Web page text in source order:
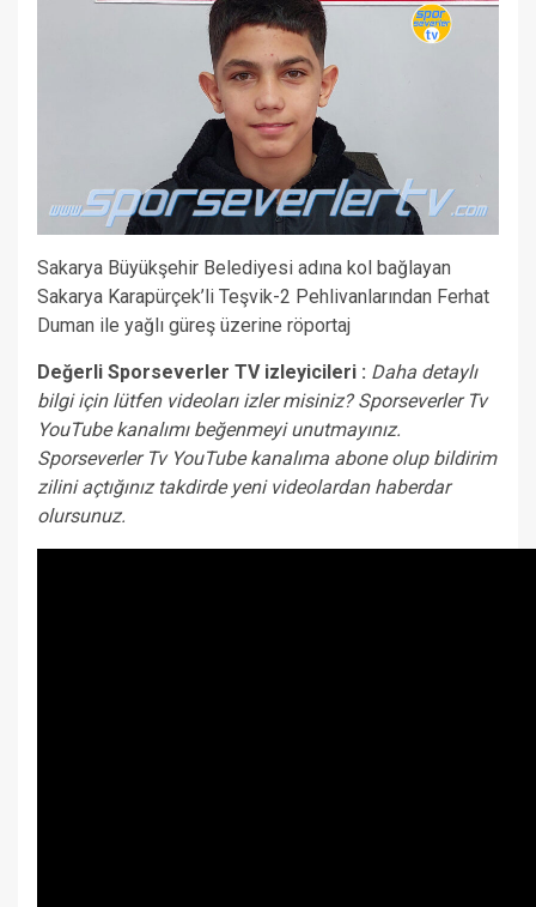
Sakarya Büyükşehir Belediyesi adına kol bağlayan
Sakarya Karapürçek’li Teşvik-2 Pehlivanlarından Ferhat
Duman ile yağlı güreş üzerine röportaj
Değerli Sporseverler TV izleyicileri : Daha detaylı
bilgi için lütfen videoları izler misiniz? Sporseverler Tv
YouTube kanalımı beğenmeyi unutmayınız.
Sporseverler Tv YouTube kanalıma abone olup bildirim
zilini açtığınız takdirde yeni videolardan haberdar
olursunuz.